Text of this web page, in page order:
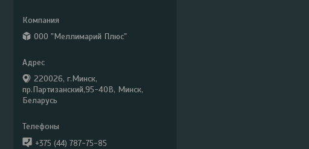
ООО "Меллимарий Плюс"
220026, г.Минск,
пр.Партизанский,95-40В, Минск,
Беларусь
+375 (44) 787-75-85